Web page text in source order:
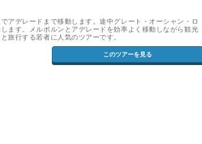
アデレードまで移動します。途中グレート・オーシャン・ロ
ます。メルボルンとアデレードを効率よく移動しながら観光
旅行する若者に人気のツアーです。
このツアーを見る